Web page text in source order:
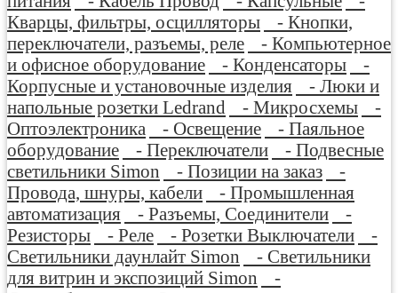
Кварцы, фильтры, осцилляторы
- Кнопки,
переключатели, разъемы, реле
- Компьютерное
и офисное оборудование
- Конденсаторы
-
Корпусные и установочные изделия
- Люки и
напольные розетки Ledrand
- Микросхемы
-
Оптоэлектроника
- Освещение
- Паяльное
оборудование
- Переключатели
- Подвесные
светильники Simon
- Позиции на заказ
-
Провода, шнуры, кабели
- Промышленная
автоматизация
- Разъемы, Соединители
-
Резисторы
- Реле - Розетки Выключатели
-
Светильники даунлайт Simon
- Светильники
для витрин и экспозиций Simon
-